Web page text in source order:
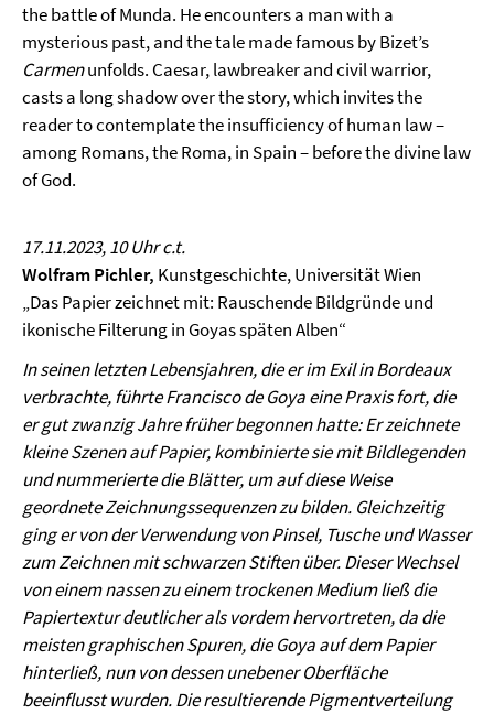
the battle of Munda. He encounters a man with a
mysterious past, and the tale made famous by Bizet’s
Carmenunfolds. Caesar, lawbreaker and civil warrior,
casts a long shadow over the story, which invites the
reader to contemplate the insufficiency of human law –
among Romans, the Roma, in Spain – before the divine law
of God.
17.11.2023, 10 Uhr c.t.
Wolfram Pichler, Kunstgeschichte, Universität Wien
„Das Papier zeichnet mit: Rauschende Bildgründe und
ikonische Filterung in Goyas späten Alben“
In seinen letzten Lebensjahren, die er im Exil in Bordeaux
verbrachte, führte Francisco de Goya eine Praxis fort, die
er gut zwanzig Jahre früher begonnen hatte: Er zeichnete
kleine Szenen auf Papier, kombinierte sie mit Bildlegenden
und nummerierte die Blätter, um auf diese Weise
geordnete Zeichnungssequenzen zu bilden. Gleichzeitig
ging er von der Verwendung von Pinsel, Tusche und Wasser
zum Zeichnen mit schwarzen Stiften über. Dieser Wechsel
von einem nassen zu einem trockenen Medium ließ die
Papiertextur deutlicher als vordem hervortreten, da die
meisten graphischen Spuren, die Goya auf dem Papier
hinterließ, nun von dessen unebener Oberfläche
beeinflusst wurden. Die resultierende Pigmentverteilung